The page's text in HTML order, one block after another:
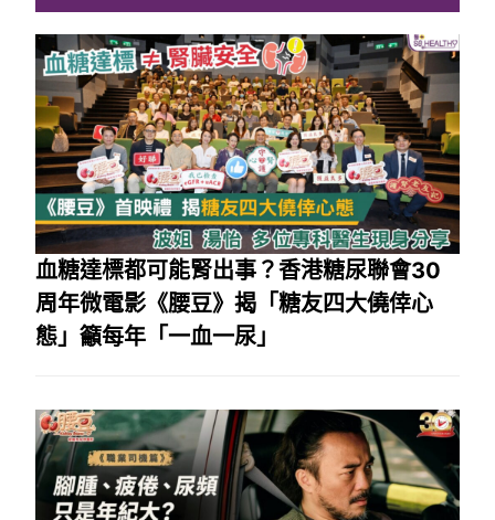
血糖達標都可能腎出事？香港糖尿聯會30
周年微電影《腰豆》揭「糖友四大僥倖心
態」籲每年「一血一尿」